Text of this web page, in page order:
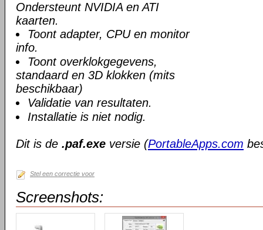
Ondersteunt NVIDIA en ATI
kaarten.
Toont adapter, CPU en monitor
info.
Toont overklokgegevens,
standaard en 3D klokken (mits
beschikbaar)
Validatie van resultaten.
Installatie is niet nodig.
Dit is de .paf.exe versie (PortableApps.com
Stel een correctie voor
Screenshots: